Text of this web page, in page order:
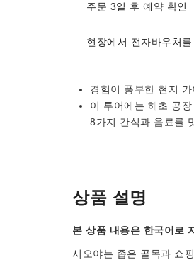
주문 3일 후 예약 확인
현장에서 전자바우처를
경험이 풍부한 현지 가
이 투어에는 해초 공
8가지 간식과 음료를
상품 설명
본 상품 내용은 한국어로
시오야는 좁은 골목과 쇼